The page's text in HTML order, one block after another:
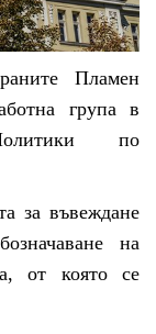
Пламен
група в
по
за въвеждане
на
от която се